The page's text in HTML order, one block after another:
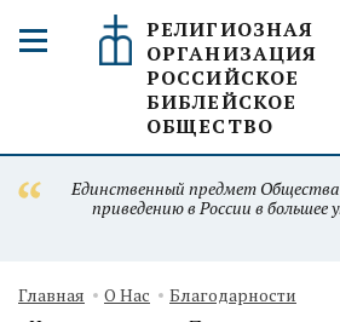
РЕЛИГИОЗНАЯ
ОРГАНИЗАЦИЯ
РОССИЙСКОЕ
БИБЛЕЙСКОЕ
ОБЩЕСТВО
Единственный предмет Общества
приведению в России в большее
Главная О Нас
Благодарности